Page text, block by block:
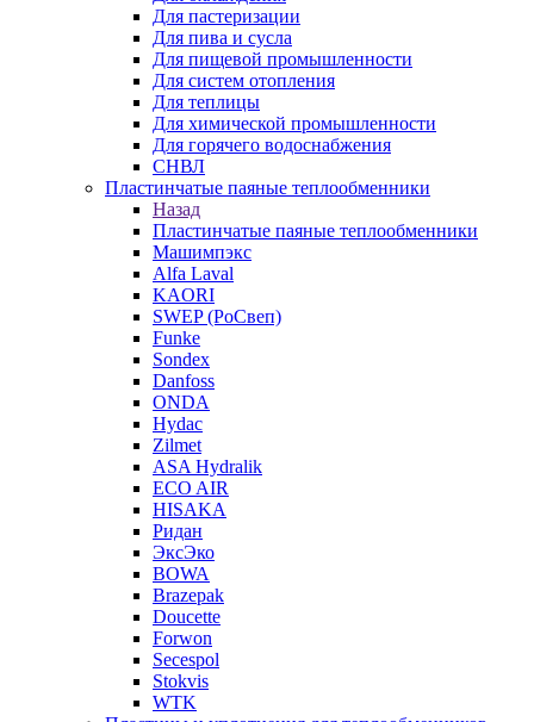
Для пастеризации
Для пива и сусла
Для пищевой промышленности
Для систем отопления
Для теплицы
Для химической промышленности
Для горячего водоснабжения
СНВЛ
Пластинчатые паяные теплообменники
Назад
Пластинчатые паяные теплообменники
Машимпэкс
Alfa Laval
KAORI
SWEP (РоСвеп)
Funke
Sondex
Danfoss
ONDA
Hydac
Zilmet
ASA Hydralik
ECO AIR
HISAKA
Ридан
ЭксЭко
BOWA
Brazepak
Doucette
Forwon
Secespol
Stokvis
WTK